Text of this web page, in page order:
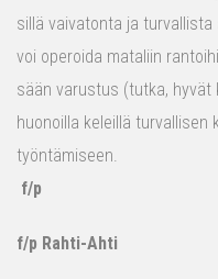
sillä vaivatonta ja
voi operoida mataliin
sään varustus (tutka,
huonoilla keleillä turvallisen
työntämiseen.
f/p
f/p Rahti-Ahti